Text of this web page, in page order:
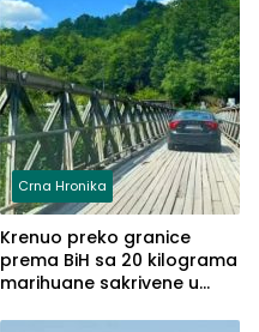
Crna Hronika
Krenuo preko granice
prema BiH sa 20 kilograma
marihuane sakrivene u